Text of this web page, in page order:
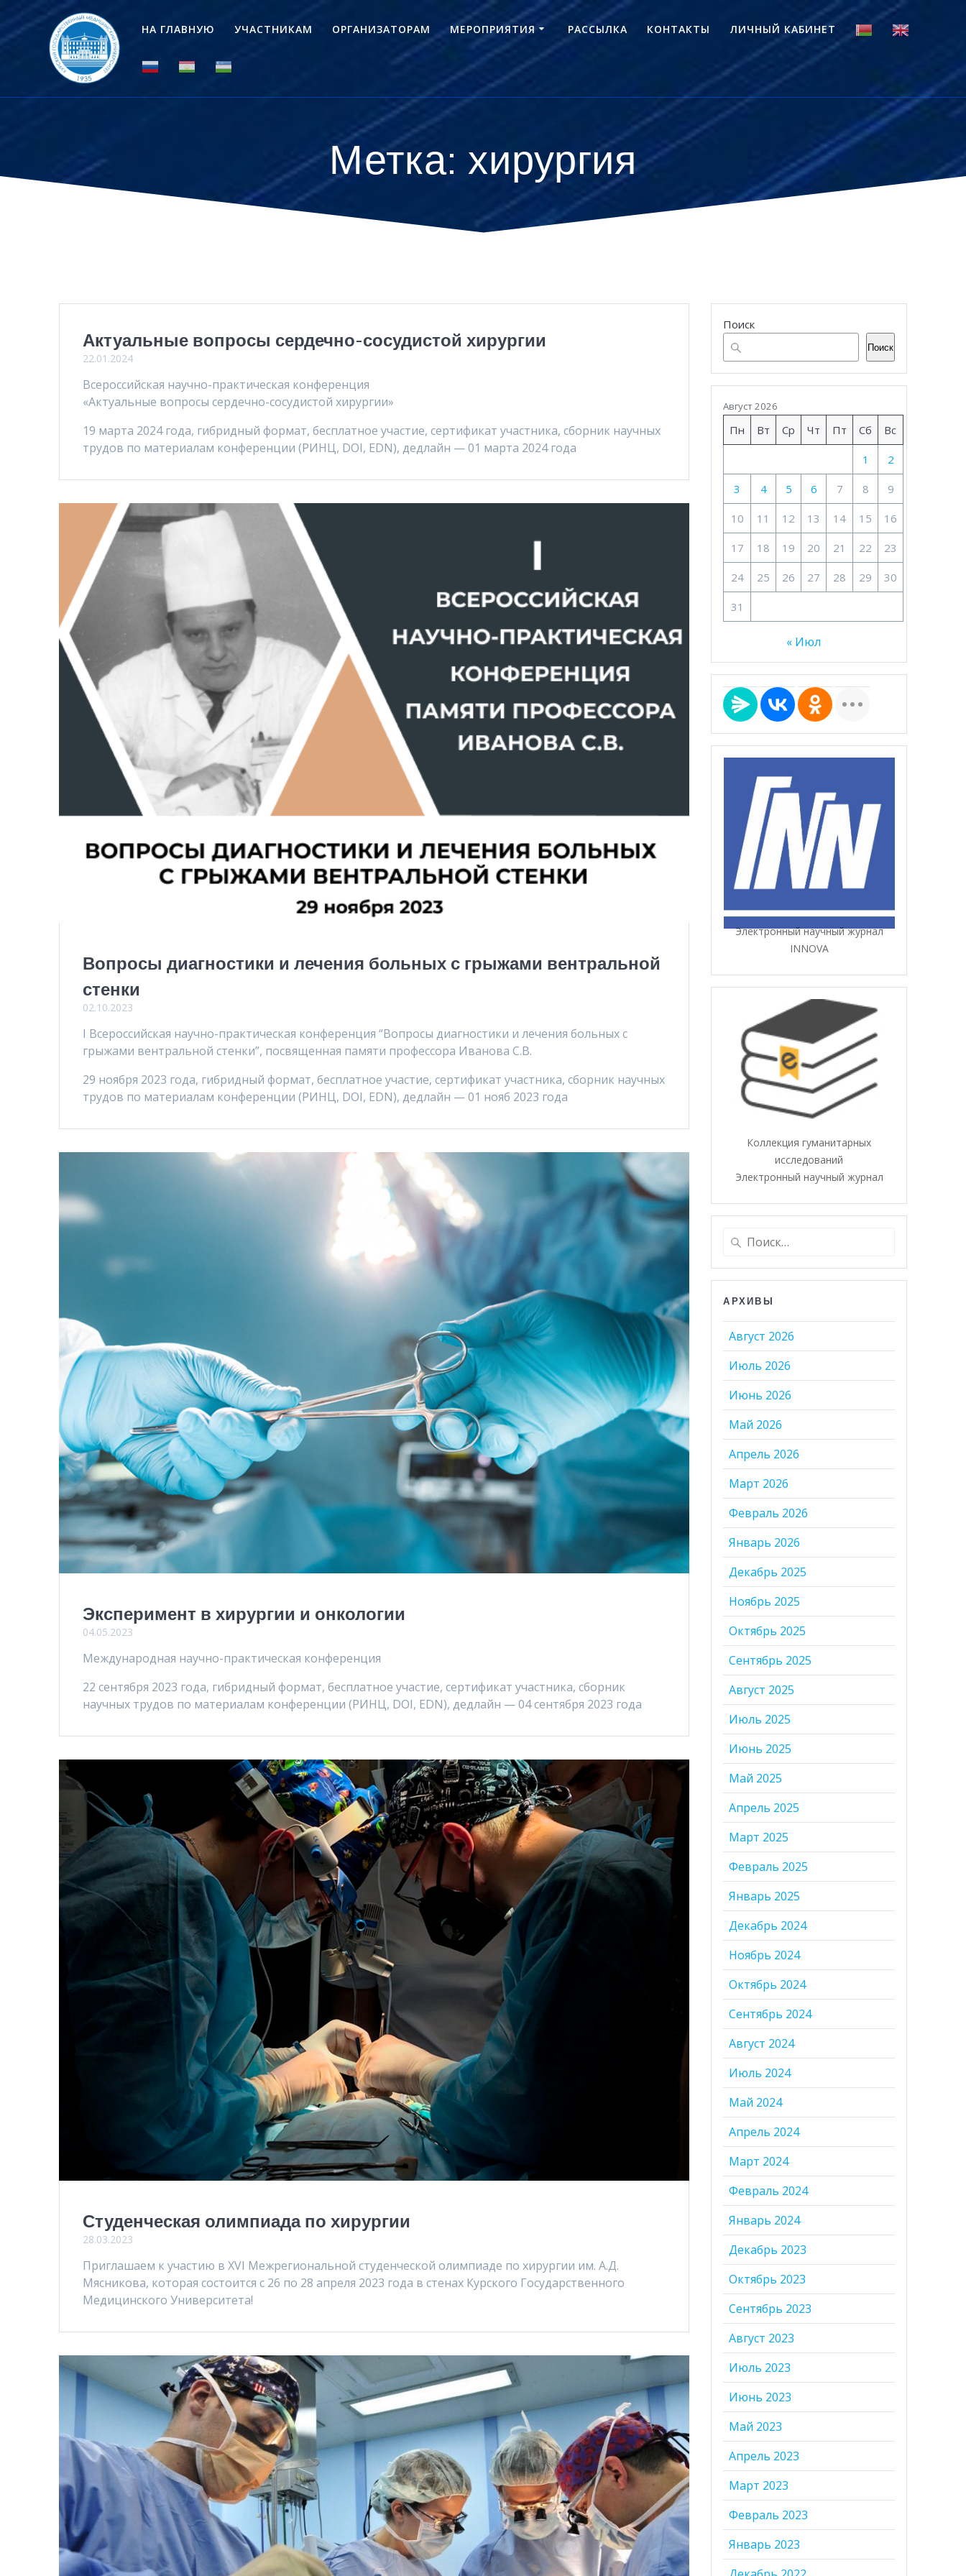
контенту
НА ГЛАВНУЮ УЧАСТНИКАМ ОРГАНИЗАТОРАМ МЕРОПРИЯТИЯ РАССЫЛКА КОНТАКТЫ ЛИЧНЫЙ КАБИНЕТ
Метка: хирургия
Актуальные вопросы сердечно-сосудистой хирургии
22.01.2024
Всероссийская научно-практическая конференция
«Актуальные вопросы сердечно-сосудистой хирургии»
19 марта 2024 года, гибридный формат, бесплатное участие, сертификат участника, сборник научных
трудов по материалам конференции (РИНЦ, DOI, EDN), дедлайн — 01 марта 2024 года
Вопросы диагностики и лечения больных с грыжами вентральной
стенки
02.10.2023
I Всероссийская научно-практическая конференция “Вопросы диагностики и лечения больных с
грыжами вентральной стенки”, посвященная памяти профессора Иванова С.В.
29 ноября 2023 года, гибридный формат, бесплатное участие, сертификат участника, сборник научных
трудов по материалам конференции (РИНЦ, DOI, EDN), дедлайн — 01 нояб 2023 года
Эксперимент в хирургии и онкологии
04.05.2023
Международная научно-практическая конференция
22 сентября 2023 года, гибридный формат, бесплатное участие, сертификат участника, сборник
научных трудов по материалам конференции (РИНЦ, DOI, EDN), дедлайн — 04 сентября 2023 года
Студенческая олимпиада по хирургии
28.03.2023
Приглашаем к участию в XVI Межрегиональной студенческой олимпиаде по хирургии им. А.Д.
Мясникова, которая состоится с 26 по 28 апреля 2023 года в стенах Курского Государственного
Медицинского Университета!
Поиск
Поиск
Август 2026
Пн Вт Ср Чт Пт Сб Вс
1 2
3 4 5 6 7 8 9
10 11 12 13 14 15 16
17 18 19 20 21 22 23
24 25 26 27 28 29 30
31
« Июл
Электронный научный журнал
INNOVA
Коллекция гуманитарных
исследований
Электронный научный журнал
Найти:
АРХИВЫ
Август 2026
Июль 2026
Июнь 2026
Май 2026
Апрель 2026
Март 2026
Февраль 2026
Январь 2026
Декабрь 2025
Ноябрь 2025
Октябрь 2025
Сентябрь 2025
Август 2025
Июль 2025
Июнь 2025
Май 2025
Апрель 2025
Март 2025
Февраль 2025
Январь 2025
Декабрь 2024
Ноябрь 2024
Октябрь 2024
Сентябрь 2024
Август 2024
Июль 2024
Май 2024
Апрель 2024
Март 2024
Февраль 2024
Январь 2024
Декабрь 2023
Октябрь 2023
Сентябрь 2023
Август 2023
Июль 2023
Июнь 2023
Май 2023
Апрель 2023
Март 2023
Февраль 2023
Январь 2023